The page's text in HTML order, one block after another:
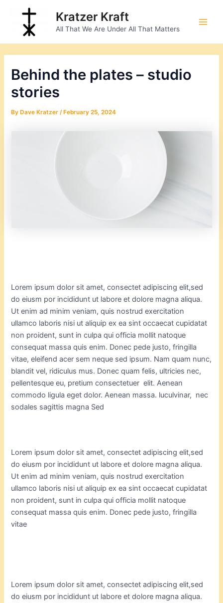
content
Kratzer Kraft
All That We Are Under All That Matters
Behind the plates – studio
stories
By Dave Kratzer/ February 25, 2024
Lorem ipsum dolor sit amet, consectet adipiscing elit,sed
do eiusm por incididunt ut labore et dolore magna aliqua.
Ut enim ad minim veniam, quis nostrud exercitation
ullamco laboris nisi ut aliquip ex ea sint occaecat cupidatat
non proident, sunt in culpa qui officia mollit natoque
consequat massa quis enim. Donec pede justo, fringilla
vitae, eleifend acer sem neque sed ipsum. Nam quam nunc,
blandit vel, ridiculus mus. Donec quam felis, ultricies nec,
pellentesque eu, pretium consectetuer elit. Aenean
commodo ligula eget dolor. Aenean massa. luculvinar, nec
sodales sagittis magna Sed
Lorem ipsum dolor sit amet, consectet adipiscing elit,sed
do eiusm por incididunt ut labore et dolore magna aliqua.
Ut enim ad minim veniam, quis nostrud exercitation
ullamco laboris nisi ut aliquip ex ea sint occaecat cupidatat
non proident, sunt in culpa qui officia mollit natoque
consequat massa quis enim. Donec pede justo, fringilla
vitae
Lorem ipsum dolor sit amet, consectet adipiscing elit,sed
do eiusm por incididunt ut labore et dolore magna aliqua.
navigation